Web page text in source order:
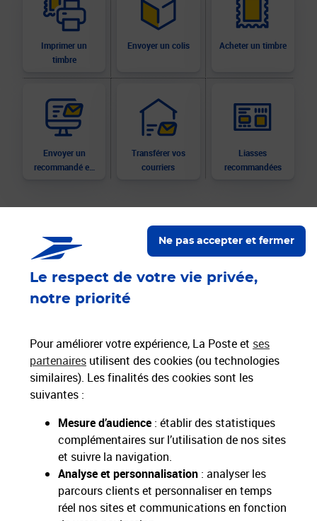
Le respect de votre vie privée,
notre priorité
Pour améliorer votre expérience, La Poste et ses
partenaires utilisent des cookies (ou technologies
similaires). Les finalités des cookies sont les
suivantes :
Mesure d’audience : établir des statistiques
complémentaires sur l’utilisation de nos sites
et suivre la navigation.
Analyse et personnalisation : analyser les
parcours clients et personnaliser en temps
réel nos sites et communications en fonction
Ne pas accepter et fermer
Imprimer un
timbre
Envoyer un colis Acheter un timbre
Envoyer un
recommandé en
Transférer vos
courriers
Liasses
recommandées
Nos engagements
Proche de vous
Paiements 100% sécurisés
Livraison gratuite
Hors livres et hors produits marketplace
Applications La Poste